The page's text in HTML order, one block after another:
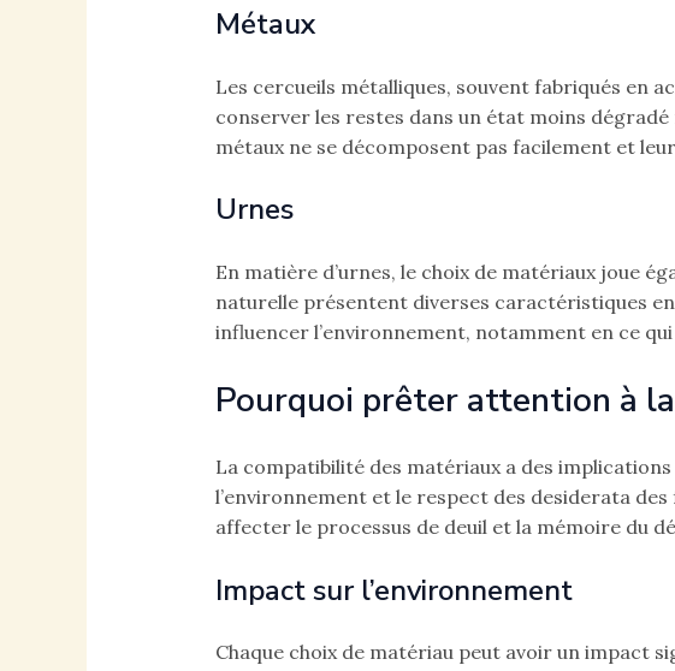
Métaux
Les cercueils métalliques, souvent fabriqués en
conserver les restes dans un état moins
métaux ne se décomposent pas facilement et
Urnes
En matière d’urnes, le choix de matériaux joue
naturelle présentent diverses caractéristiques
influencer l’environnement, notamment en ce
Pourquoi prêter attention à
La compatibilité des matériaux a des
l’environnement et le respect des desiderata
affecter le processus de deuil et la mémoire du
Impact sur l’environnement
Chaque choix de matériau peut avoir un impact